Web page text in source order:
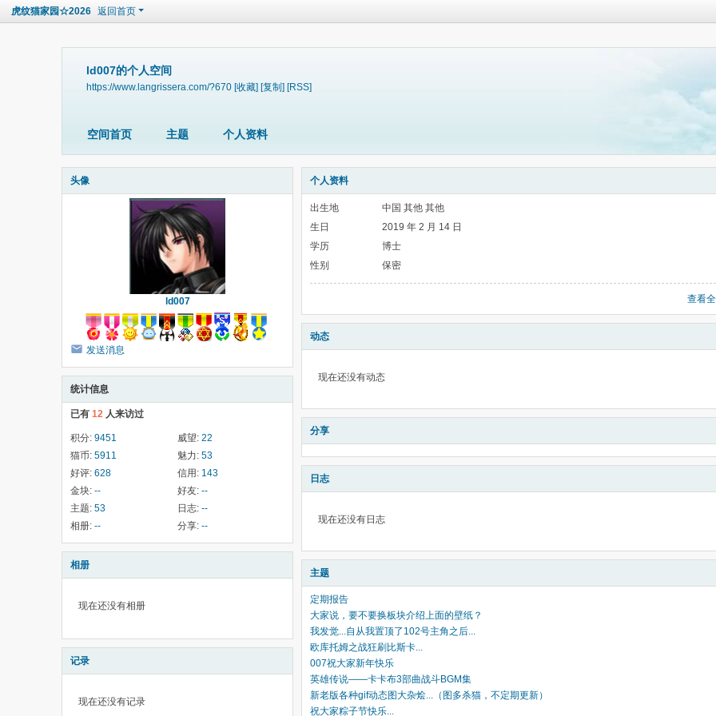
虎纹猫家园☆2026 返回首页
ld007的个人空间
https://www.langrissera.com/?670 [收藏] [复制] [RSS]
空间首页 主题 个人资料
头像
ld007
发送消息
统计信息
已有 12 人来访过
积分: 9451 威望: 22
猫币: 5911 魅力: 53
好评: 628 信用: 143
金块: -- 好友: --
主题: 53 日志: --
相册: -- 分享: --
相册
现在还没有相册
记录
现在还没有记录
个人资料
出生地
中国 其他 其他
生日
2019 年 2 月 14 日
学历
博士
性别
保密
查看
动态
现在还没有动态
分享
日志
现在还没有日志
主题
定期报告
大家说，要不要换板块介绍上面的壁纸？
我发觉...自从我置顶了102号主角之后...
欧库托姆之战狂刷比斯卡...
007祝大家新年快乐
英雄传说——卡卡布3部曲战斗BGM集
新老版各种gif动态图大杂烩...（图多杀猫，不定期更新）
祝大家粽子节快乐...